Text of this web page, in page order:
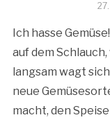
Ich hasse
auf dem
langsam wagt
neue
macht, den